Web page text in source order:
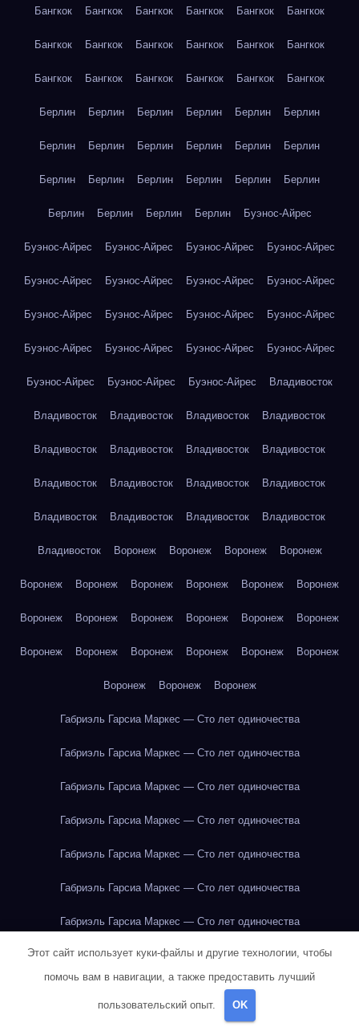
Бангкок Бангкок Бангкок Бангкок Бангкок Бангкок
Бангкок Бангкок Бангкок Бангкок Бангкок Бангкок
Бангкок Бангкок Бангкок Бангкок Бангкок Бангкок
Берлин Берлин Берлин Берлин Берлин Берлин
Берлин Берлин Берлин Берлин Берлин Берлин
Берлин Берлин Берлин Берлин Берлин Берлин
Берлин Берлин Берлин Берлин Буэнос-Айрес
Буэнос-Айрес Буэнос-Айрес Буэнос-Айрес Буэнос-Айрес
Буэнос-Айрес Буэнос-Айрес Буэнос-Айрес Буэнос-Айрес
Буэнос-Айрес Буэнос-Айрес Буэнос-Айрес Буэнос-Айрес
Буэнос-Айрес Буэнос-Айрес Буэнос-Айрес Буэнос-Айрес
Буэнос-Айрес Буэнос-Айрес Буэнос-Айрес Владивосток
Владивосток Владивосток Владивосток Владивосток
Владивосток Владивосток Владивосток Владивосток
Владивосток Владивосток Владивосток Владивосток
Владивосток Владивосток Владивосток Владивосток
Владивосток Воронеж Воронеж Воронеж Воронеж
Воронеж Воронеж Воронеж Воронеж Воронеж Воронеж
Воронеж Воронеж Воронеж Воронеж Воронеж Воронеж
Воронеж Воронеж Воронеж Воронеж Воронеж Воронеж
Воронеж Воронеж Воронеж
Габриэль Гарсиа Маркес — Сто лет одиночества
Габриэль Гарсиа Маркес — Сто лет одиночества
Габриэль Гарсиа Маркес — Сто лет одиночества
Габриэль Гарсиа Маркес — Сто лет одиночества
Габриэль Гарсиа Маркес — Сто лет одиночества
Габриэль Гарсиа Маркес — Сто лет одиночества
Габриэль Гарсиа Маркес — Сто лет одиночества
Габриэль Гарсиа Маркес — Сто лет одиночества
Габриэль Гарсиа Маркес — Сто лет одиночества
Габриэль Гарсиа Маркес — Сто лет одиночества
Этот сайт использует куки-файлы и другие технологии, чтобы
помочь вам в навигации, а также предоставить лучший
пользовательский опыт. OK